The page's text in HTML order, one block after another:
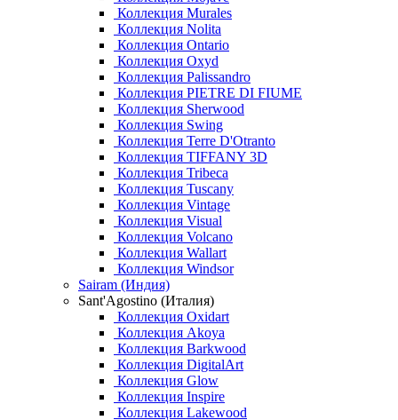
Коллекция Murales
Коллекция Nolita
Коллекция Ontario
Коллекция Oxyd
Коллекция Palissandro
Коллекция PIETRE DI FIUME
Коллекция Sherwood
Коллекция Swing
Коллекция Terre D'Otranto
Коллекция TIFFANY 3D
Коллекция Tribeca
Коллекция Tuscany
Коллекция Vintage
Коллекция Visual
Коллекция Volcano
Коллекция Wallart
Коллекция Windsor
Sairam (Индия)
Sant'Agostino (Италия)
Коллекция Oxidart
Коллекция Akoya
Коллекция Barkwood
Коллекция DigitalArt
Коллекция Glow
Коллекция Inspire
Коллекция Lakewood